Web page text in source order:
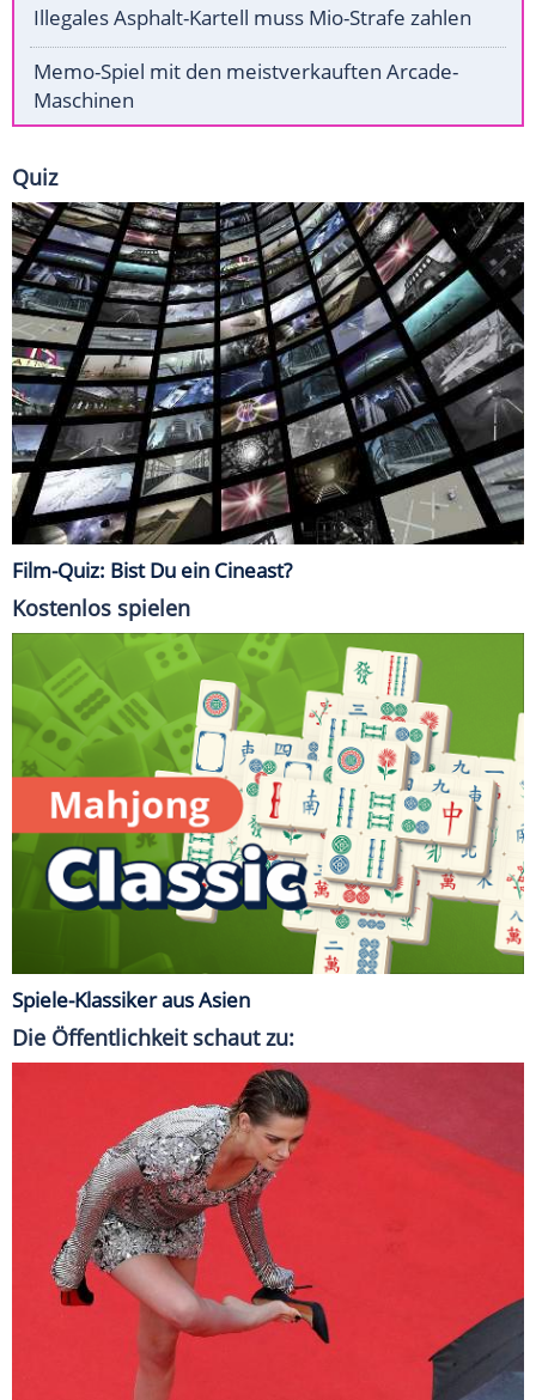
Illegales Asphalt-Kartell muss Mio-Strafe zahlen
Memo-Spiel mit den meistverkauften Arcade-
Maschinen
Quiz
Film-Quiz: Bist Du ein Cineast?
Kostenlos spielen
Spiele-Klassiker aus Asien
Die Öffentlichkeit schaut zu: